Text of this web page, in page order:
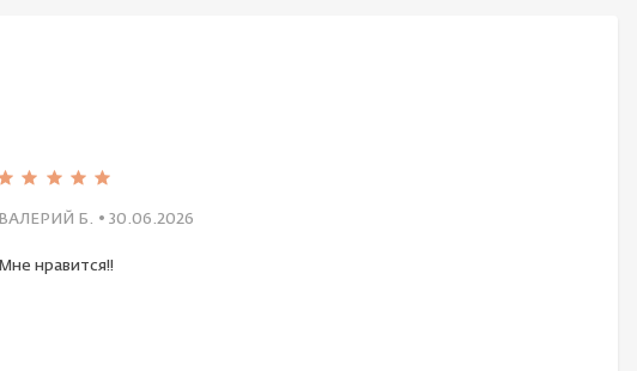
ВАЛЕРИЙ Б. • 30.06.2026
Мне нравится!!